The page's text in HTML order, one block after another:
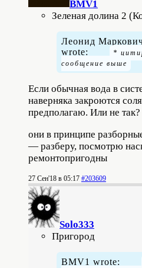
BMV1
Зеленая долина 2
Леонид
wrote:
Если обычная вода в
наверняка закроются
предполагаю. Или не так?
они в принципе
— разберу, посмотрю
ремонтопригодны
27 Сен'18 в 05:17 #203609
Solo333
Пригород
BMV1 wrote: